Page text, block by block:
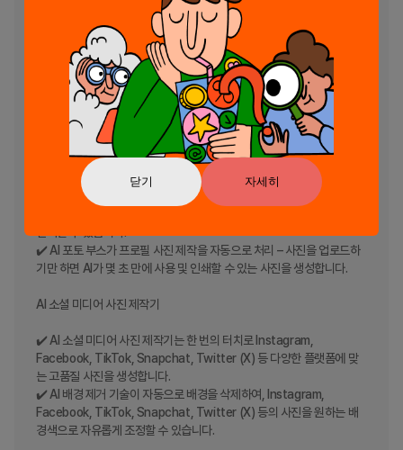
닫기 자세히
을 업로드하면 AI가 전체 과정을 자동화하여 정확성과 규격 준수를 보장
✔️ AI 배경 제거 기술을 통해 그린카드 및 유권자 신분증 사진의 얼굴 위
치와 비율이 정확하게 조정됩니다.
✔️ AI 검증을 통해 유권자 신분증 및 그린카드 사진을 고품질 인쇄용 사진
및 디지털 사진으로 제공합니다.
AI 프로필 사진 제작기
✔️ AI 프로필 사진 제작기는 한 번의 터치로 완벽한 프로필 사진을 생성합
✔️ AI 포토 부스가 프로필 사진 제작을 자동으로 처리 – 사진을 업로드하
기만 하면 AI가 몇 초 만에 사용 및 인쇄할 수 있는 사진을 생성합니다.
AI 소셜 미디어 사진 제작기
✔️ AI 소셜 미디어 사진 제작기는 한 번의 터치로 Instagram,
Facebook, TikTok, Snapchat, Twitter (X) 등 다양한 플랫폼에 맞
는 고품질 사진을 생성합니다.
✔️ AI 배경 제거 기술이 자동으로 배경을 삭제하여, Instagram,
Facebook, TikTok, Snapchat, Twitter (X) 등의 사진을 원하는 배
경색으로 자유롭게 조정할 수 있습니다.